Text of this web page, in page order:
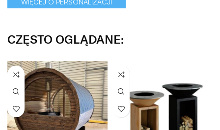
WIĘCEJ O PERSONALIZACJI
CZĘSTO OGLĄDANE: